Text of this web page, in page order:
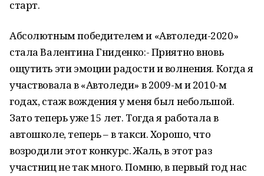
старт.
Абсолютным победителем и «Автоледи-2020»
стала Валентина Гниденко:- Приятно вновь
ощутить эти эмоции радости и волнения. Когда я
участвовала в «Автоледи» в 2009-м и 2010-м
годах, стаж вождения у меня был небольшой.
Зато теперь уже 15 лет. Тогда я работала в
автошколе, теперь – в такси. Хорошо, что
возродили этот конкурс. Жаль, в этот раз
участниц не так много. Помню, в первый год нас